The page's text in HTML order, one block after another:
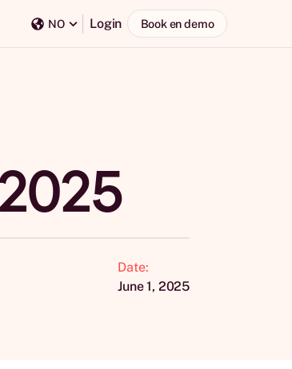
NO Login Book en demo
Date:
June 1, 2025